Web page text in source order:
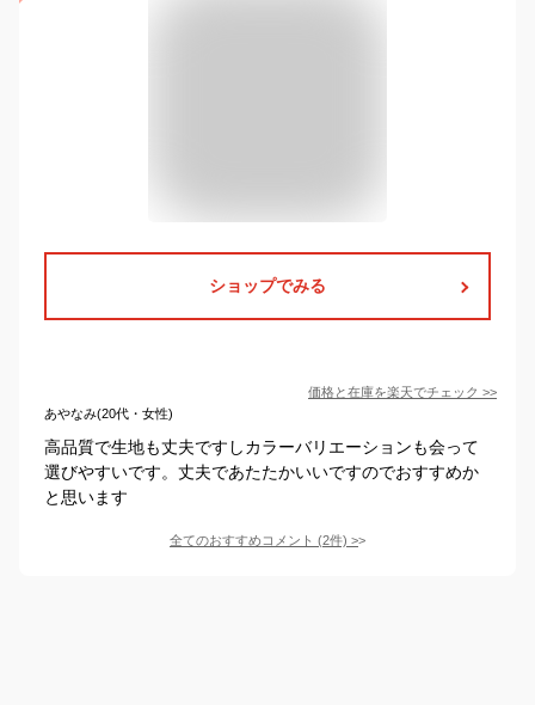
ショップでみる
価格と在庫を楽天でチェック >>
あやなみ(20代・女性)
高品質で生地も丈夫ですしカラーバリエーションも会って
選びやすいです。丈夫であたたかいいですのでおすすめか
と思います
全てのおすすめコメント (2件) >